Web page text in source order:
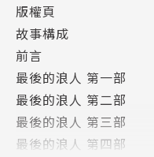
✨強勢陣容——聯手打造
與《忍者龜》正篇連
Waltz）、畫風大膽震
（《重金屬》）與Ben
繪製，並特邀知名導
Rodriguez）撰寫精彩
全球熱潮！
版權頁
故事構成
前言
最後的浪人 第一部
最後的浪人 第二部
最後的浪人 第三部
最後的浪人 第四部